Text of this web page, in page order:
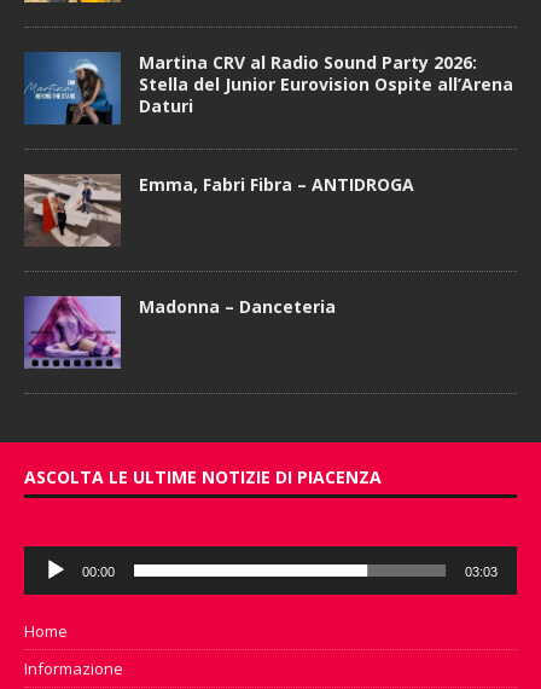
Martina CRV al Radio Sound Party 2026:
Stella del Junior Eurovision Ospite all’Arena
Daturi
Emma, Fabri Fibra – ANTIDROGA
Madonna – Danceteria
ASCOLTA LE ULTIME NOTIZIE DI PIACENZA
Audio
Player
00:00 03:03
Home
Informazione